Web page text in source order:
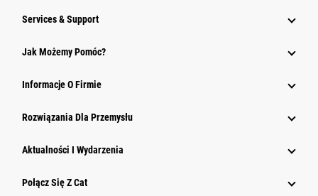
Services & Support
Jak Możemy Pomóc?
Informacje O Firmie
Rozwiązania Dla Przemysłu
Aktualności I Wydarzenia
Połącz Się Z Cat